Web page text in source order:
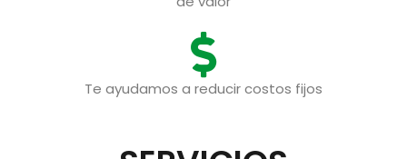
Te ayudamos a reducir costos fijos